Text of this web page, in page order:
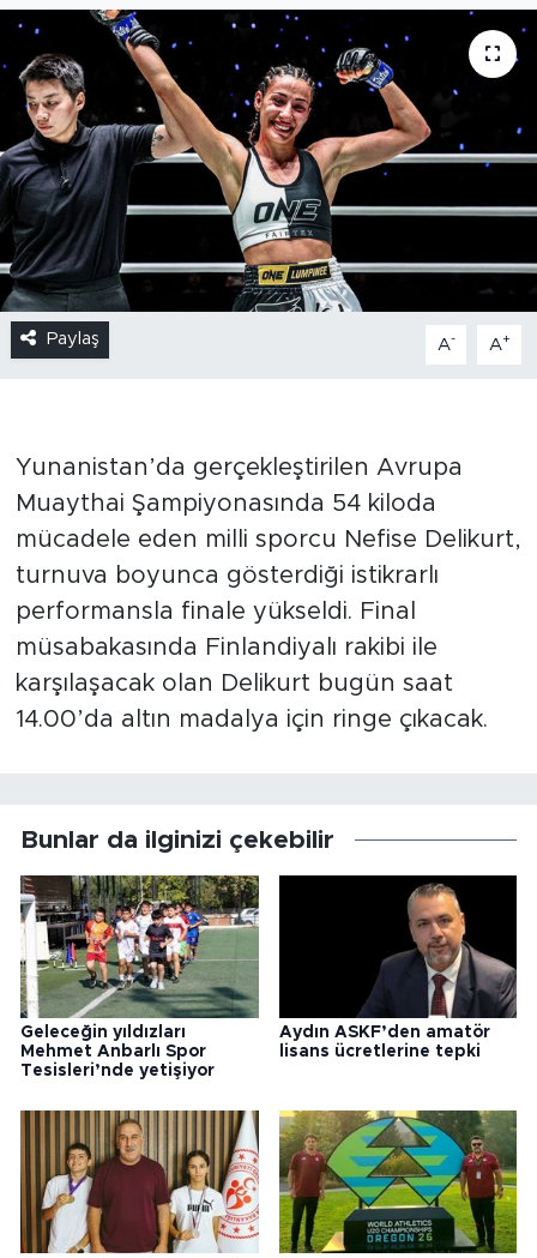
Paylaş A- A+
Yunanistan’da gerçekleştirilen Avrupa
Muaythai Şampiyonasında 54 kiloda
mücadele eden milli sporcu Nefise Delikurt,
turnuva boyunca gösterdiği istikrarlı
performansla finale yükseldi. Final
müsabakasında Finlandiyalı rakibi ile
karşılaşacak olan Delikurt bugün saat
14.00’da altın madalya için ringe çıkacak.
Bunlar da ilginizi çekebilir
Geleceğin yıldızları
Mehmet Anbarlı Spor
Tesisleri’nde yetişiyor
Aydın ASKF’den amatör
lisans ücretlerine tepki